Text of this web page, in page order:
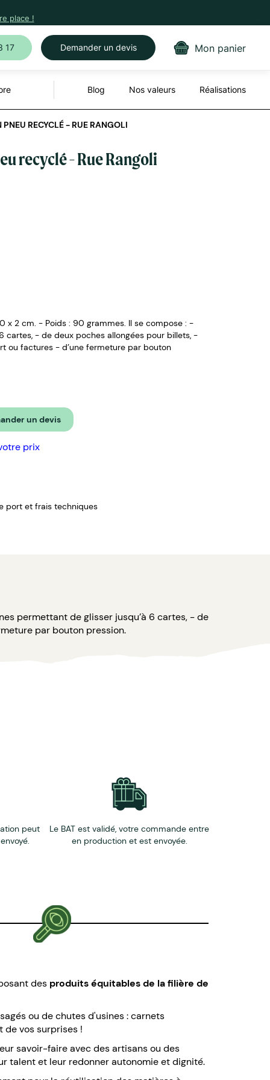
place !
17 Demander un devis Mon panier
Blog Nos valeurs Réalisations
RECYCLÉ - RUE RANGOLI
recyclé - Rue Rangoli
x 2 cm. - Poids : 90 grammes. Il se compose : -
cartes, - de deux poches allongées pour billets, -
ou factures - d’une fermeture par bouton
un devis
prix
port et frais techniques
permettant de glisser jusqu’à 6 cartes, - de
par bouton pression.
peut
Le BAT est validé, votre commande entre
en production et est envoyée.
des produits équitables de la filière de
ou de chutes d'usines : carnets
de vos surprises !
savoir-faire avec des artisans ou des
talent et leur redonner autonomie et dignité.